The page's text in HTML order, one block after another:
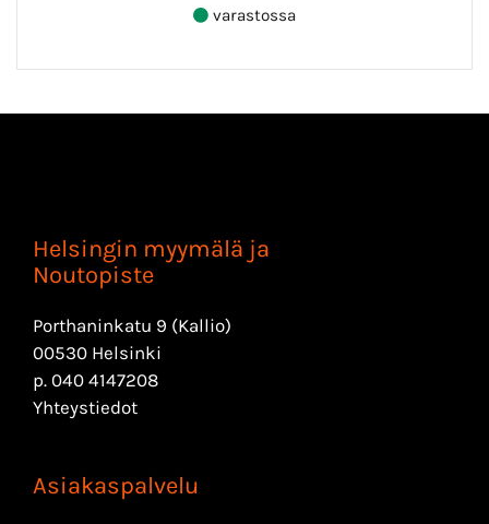
varastossa
Helsingin myymälä ja
Noutopiste
Porthaninkatu 9 (Kallio)
00530 Helsinki
p. 040 4147208
Yhteystiedot
Asiakaspalvelu